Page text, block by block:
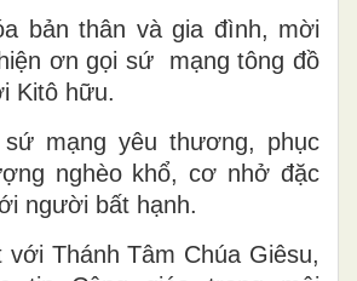
bản thân và gia đình, mời
ơn gọi sứ mạng tông đồ
Kitô hữu.
mạng yêu thương, phục
nghèo khổ, cơ nhở đặc
người bất hạnh.
với Thánh Tâm Chúa Giêsu,